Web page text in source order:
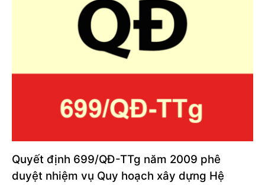
Quyết định 699/QĐ-TTg năm 2009 phê
duyệt nhiệm vụ Quy hoạch xây dựng Hệ